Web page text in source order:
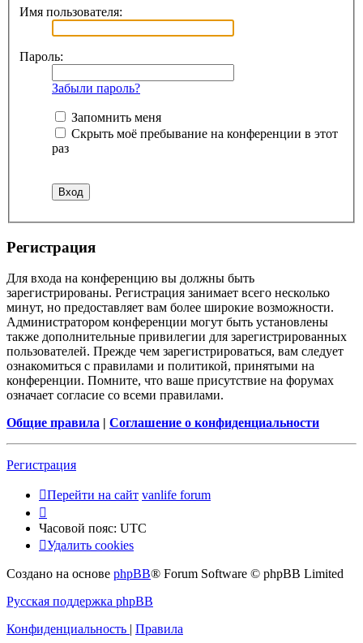
Имя пользователя:
Пароль:
Забыли пароль?
Запомнить меня
Скрыть моё пребывание на конференции в этот
раз
Регистрация
Для входа на конференцию вы должны быть
зарегистрированы. Регистрация занимает всего несколько
минут, но предоставляет вам более широкие возможности.
Администратором конференции могут быть установлены
также дополнительные привилегии для зарегистрированных
пользователей. Прежде чем зарегистрироваться, вам следует
ознакомиться с правилами и политикой, принятыми на
конференции. Помните, что ваше присутствие на форумах
означает согласие со всеми правилами.
Общие правила | Соглашение о конфиденциальности
Регистрация
Перейти на сайт vanlife forum
Часовой пояс: UTC
Удалить cookies
Создано на основе phpBB® Forum Software © phpBB Limited
Русская поддержка phpBB
Конфиденциальность | Правила